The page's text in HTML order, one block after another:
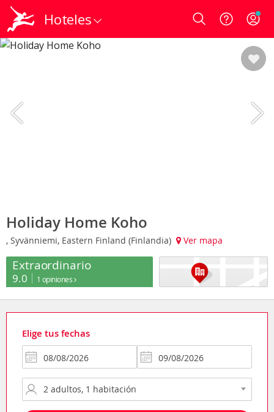
Hoteles Login
Holiday Home Koho
, Syvänniemi, Eastern Finland (Finlandia) Ver mapa
Extraordinario
9.0 1 opiniones
Elige tus fechas